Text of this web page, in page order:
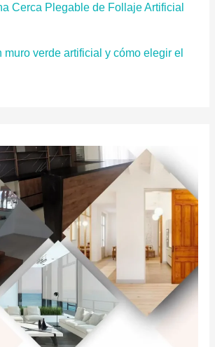
Cerca Plegable de Follaje Artificial
muro verde artificial y cómo elegir el